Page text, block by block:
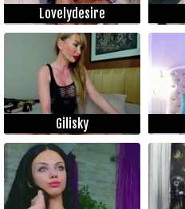
Lovelydesire
Gilisky